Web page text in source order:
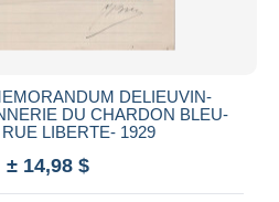
DELIEUVIN-
DU CHARDON BLEU-
LIBERTE- 1929
± 14,98 $